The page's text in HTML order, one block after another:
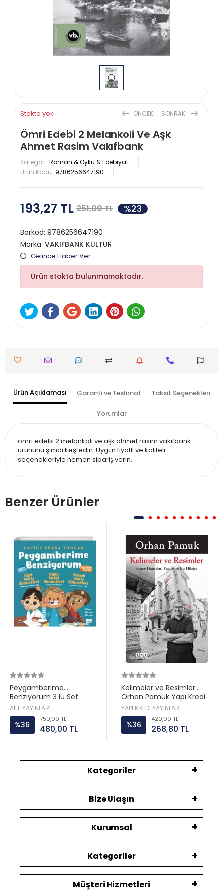
Stokta yok ONCEKI SONRAKI
Ömri Edebi 2 Melankoli Ve Aşk
Ahmet Rasim Vakıfbank
Kategori: Roman & Öykü & Edebiyat
Ürün Kodu: 9786256647190
193,27 TL 251,00 TL %23
Barkod: 9786256647190
Marka: VAKIFBANK KÜLTÜR
Gelince Haber Ver
Ürün stokta bulunmamaktadır.
Ürün Açıklaması Garanti ve Teslimat Taksit Seçenekleri
Yorumlar
ömri edebi 2 melankoli ve aşk ahmet rasim vakıfbank
ürününü şimdi keşfedin. Uygun fiyatlı ve kaliteli
seçenekleriyle hemen sipariş verin.
Benzer Ürünler
Peygamberime
Benziyorum 3 lü Set
Hatice Kübra Tongar Aile
Yayın
AİLE YAYINLARI
%36
750,00 TL
480,00 TL
Kelimeler ve Resimler
Orhan Pamuk Yapı Kredi
YAPI KREDİ YAYINLARI
%36
420,00 TL
268,80 TL
Kategoriler
Bize Ulaşın
Kurumsal
Kategoriler
Müşteri Hizmetleri